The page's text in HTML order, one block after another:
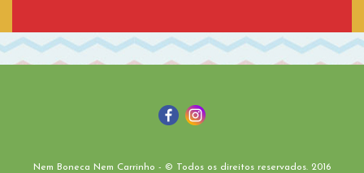
Nem Boneca Nem Carrinho - © Todos os direitos reservados. 2016